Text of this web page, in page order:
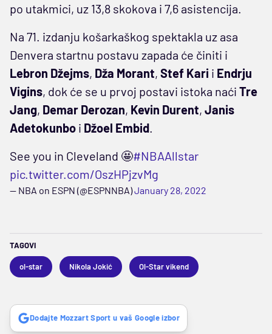
po utakmici, uz 13,8 skokova i 7,6 asistencija.
Na 71. izdanju košarkaškog spektakla uz asa
Denvera startnu postavu zapada će činiti i
Lebron Džejms, Dža Morant, Stef Kari i Endrju
Vigins, dok će se u prvoj postavi istoka naći Tre
Jang, Demar Derozan, Kevin Durent, Janis
Adetokunbo i Džoel Embid.
See you in Cleveland 🤩#NBAAllstar
pic.twitter.com/OszHPjzvMg
— NBA on ESPN (@ESPNNBA)January 28, 2022
TAGOVI
ol-star Nikola Jokić Ol-Star vikend
Dodajte Mozzart Sport u vaš Google izbor